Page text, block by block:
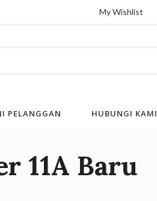
My Wishlist
PELANGGAN HUBUNGI KAMI
11A Baru